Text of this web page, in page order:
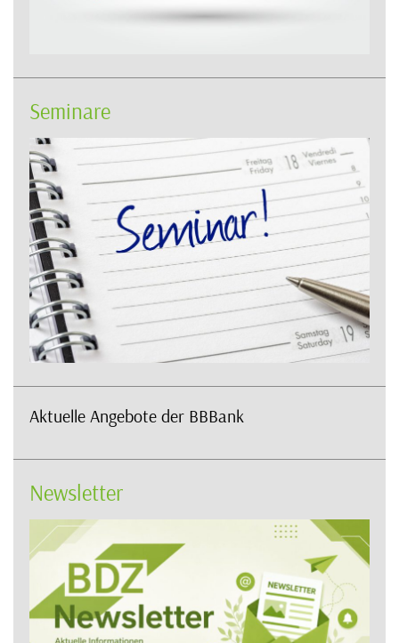
Seminare
Aktuelle Angebote der BBBank
Newsletter